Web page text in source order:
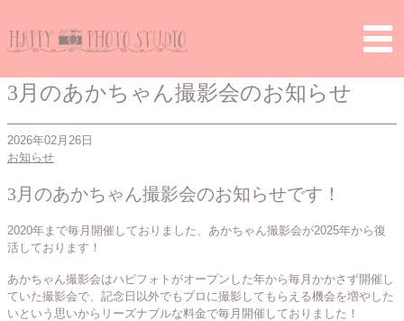
3月のあかちゃん撮影会のお知らせ
2026年02月26日
お知らせ
3月のあかちゃん撮影会のお知らせです！
2020年まで毎月開催しておりました、あかちゃん撮影会が2025年から復
活しております！
あかちゃん撮影会はハピフォトがオープンした年から毎月かかさず開催し
ていた撮影会で、記念日以外でもプロに撮影してもらえる機会を増やした
いという思いからリーズナブルな料金で毎月開催しておりました！